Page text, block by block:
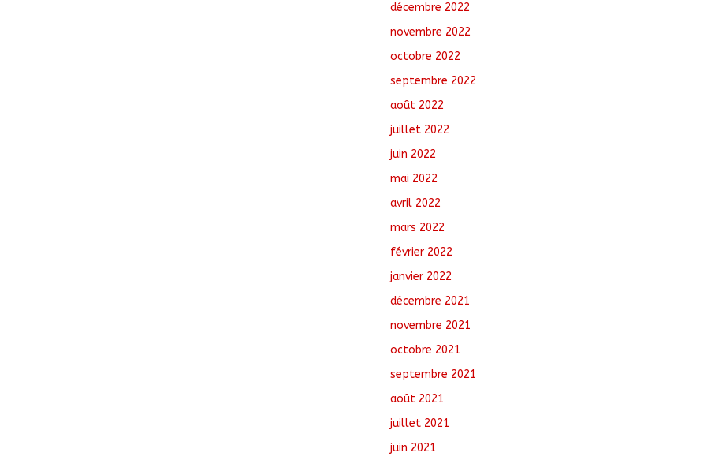
décembre 2022
novembre 2022
octobre 2022
septembre 2022
août 2022
juillet 2022
juin 2022
mai 2022
avril 2022
mars 2022
février 2022
janvier 2022
décembre 2021
novembre 2021
octobre 2021
septembre 2021
août 2021
juillet 2021
juin 2021